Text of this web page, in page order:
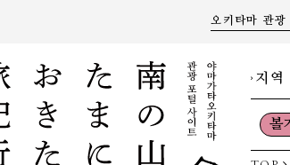
오키타마 관광
지역
볼